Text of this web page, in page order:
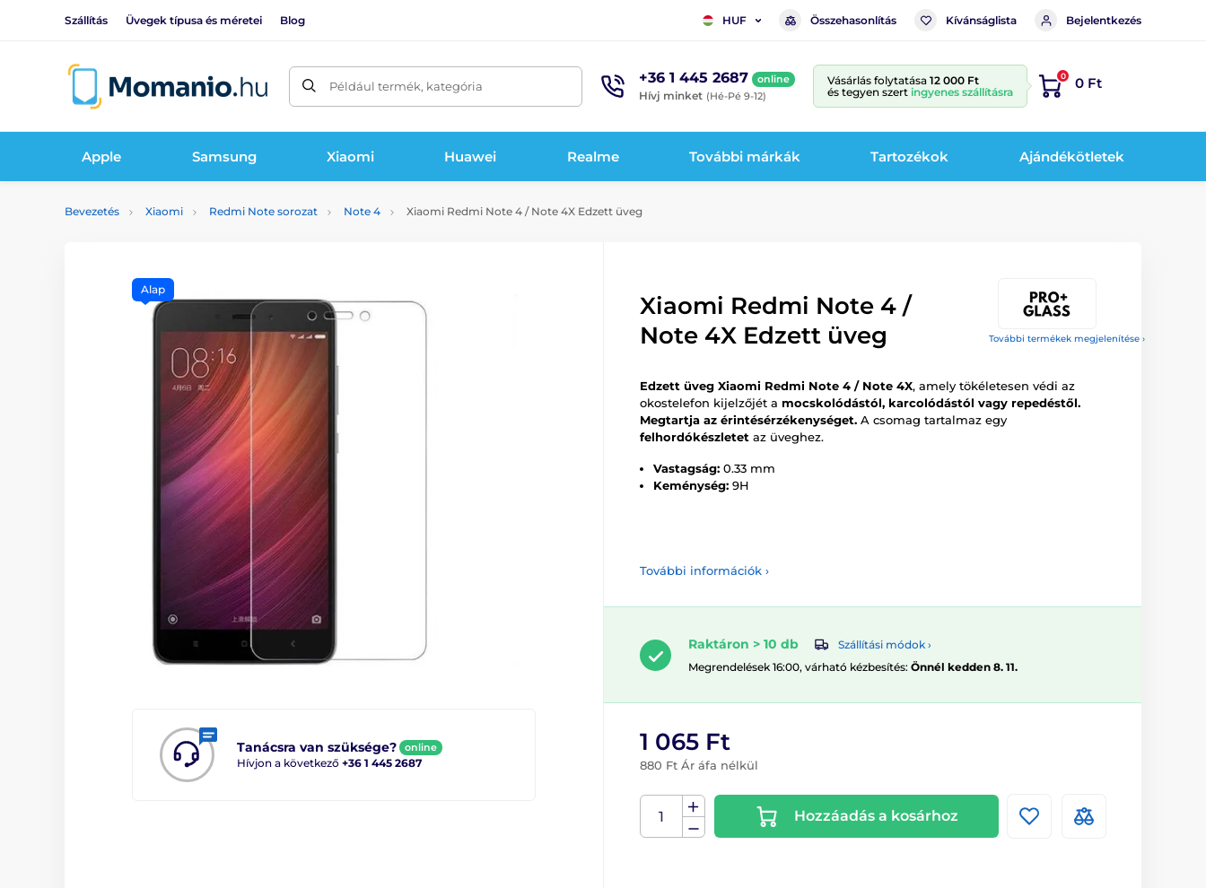
Szállítás Üvegek típusa és méretei Blog HUF Összehasonlítás Kívánságlista Bejelentkezés
Például termék, kategória +36 1 445 2687 online
Hívj minket (Hé-Pé 9-12)
Vásárlás folytatása 12 000 Ft
és tegyen szert ingyenes szállításra
0 0 Ft
Apple Samsung Xiaomi Huawei Realme További márkák Tartozékok Ajándékötletek
Bevezetés Xiaomi Redmi Note sorozat Note 4 Xiaomi Redmi Note 4 / Note 4X Edzett üveg
További termékek megjelenítése ›
Tanácsra van szüksége? online
Hívjon a következő +36 1 445 2687
Alap
Xiaomi Redmi Note 4 /
Note 4X Edzett üveg
Edzett üveg Xiaomi Redmi Note 4 / Note 4X, amely tökéletesen védi az
okostelefon kijelzőjét a mocskolódástól, karcolódástól vagy repedéstől.
Megtartja az érintésérzékenységet. A csomag tartalmaz egy
felhordókészletet az üveghez.
Vastagság: 0.33 mm
Keménység: 9H
További információk ›
Raktáron > 10 db
Szállítási módok ›
Megrendelések 16:00, várható kézbesítés: Önnél kedden 8. 11.
1 065 Ft
880 Ft Ár áfa nélkül
Hozzáadás a kosárhoz